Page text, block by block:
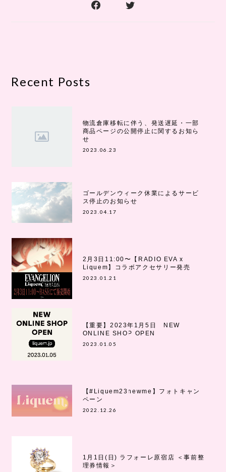
Recent Posts
物流倉庫移転に伴う、発送遅延・一部
商品ページの公開停止に関するお知ら
せ
2023.06.23
ゴールデンウィーク休業によるサービ
ス停止のお知らせ
2023.04.17
2月3日11:00〜【RADIO EVA x
Liquem】コラボアクセサリー発売
2023.01.21
【重要】2023年1月5日 NEW
ONLINE SHOP OPEN
2023.01.05
【#Liquem23newme】フォトキャン
ペーン
2022.12.26
1月1日(日) ラフォーレ原宿店 ＜事前整
理券情報＞